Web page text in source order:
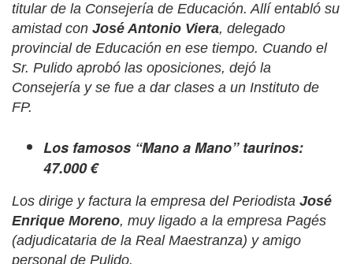
titular de la Consejería de Educación. Allí entabló su
amistad con José Antonio Viera, delegado
provincial de Educación en ese tiempo. Cuando el
Sr. Pulido aprobó las oposiciones, dejó la
Consejería y se fue a dar clases a un Instituto de
FP.
Los famosos “Mano a Mano” taurinos:
47.000 €
Los dirige y factura la empresa del Periodista José
Enrique Moreno, muy ligado a la empresa Pagés
(adjudicataria de la Real Maestranza) y amigo
personal de Pulido.